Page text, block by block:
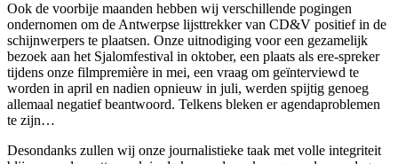
Ook de voorbije maanden hebben wij verschillende pogingen
ondernomen om de Antwerpse lijsttrekker van CD&V positief in de
schijnwerpers te plaatsen. Onze uitnodiging voor een gezamelijk
bezoek aan het Sjalomfestival in oktober, een plaats als ere-spreker
tijdens onze filmpremière in mei, een vraag om geïnterviewd te
worden in april en nadien opnieuw in juli, werden spijtig genoeg
allemaal negatief beantwoord. Telkens bleken er agendaproblemen
te zijn…
Desondanks zullen wij onze journalistieke taak met volle integriteit